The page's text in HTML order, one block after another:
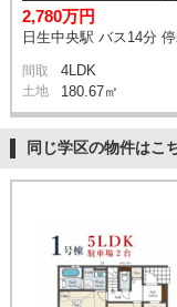
2,780万円
日生中央駅 バス14分
間取 4LDK
土地 180.67㎡
同じ学区の物件はこ